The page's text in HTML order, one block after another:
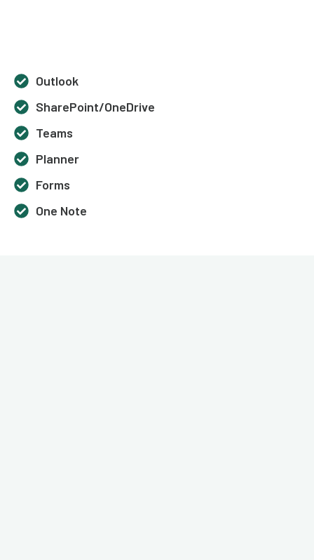
Outlook
SharePoint/OneDrive
Teams
Planner
Forms
One Note